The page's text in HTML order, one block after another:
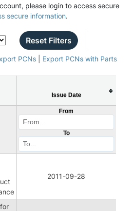
please login to access secure
secure information.
Reset Filters
PCNs| Export PCNs with Parts
Issue Date
From
To
2011-09-28